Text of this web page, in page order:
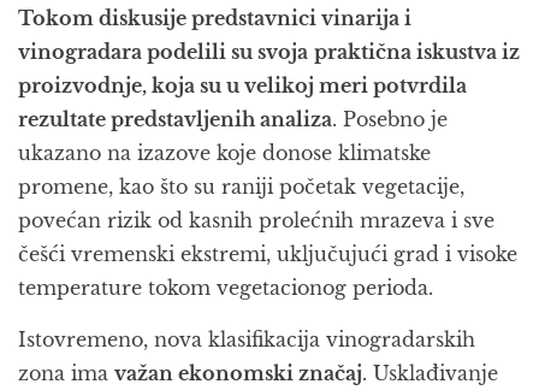
Tokom diskusije predstavnici vinarija i
vinogradara podelili su svoja praktična iskustva iz
proizvodnje, koja su u velikoj meri potvrdila
rezultate predstavljenih analiza. Posebno je
ukazano na izazove koje donose klimatske
promene, kao što su raniji početak vegetacije,
povećan rizik od kasnih prolećnih mrazeva i sve
češći vremenski ekstremi, uključujući grad i visoke
temperature tokom vegetacionog perioda.
Istovremeno, nova klasifikacija vinogradarskih
zona ima važan ekonomski značaj. Usklađivanje